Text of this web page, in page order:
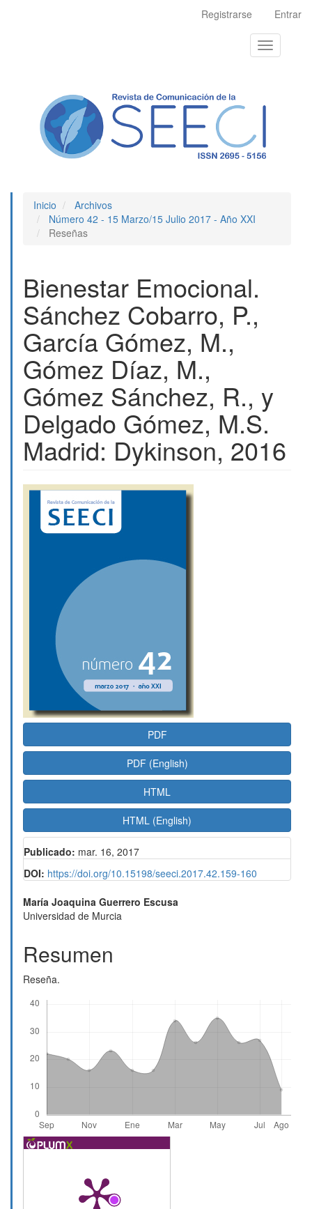
Registrarse Entrar
Toggle
navigation
Inicio
Archivos
Número 42 - 15 Marzo/15 Julio 2017 - Año XXI
Reseñas
Bienestar Emocional.
Sánchez Cobarro, P.,
García Gómez, M.,
Gómez Díaz, M.,
Gómez Sánchez, R., y
Delgado Gómez, M.S.
Madrid: Dykinson, 2016
Barra
lateral
del
PDF
PDF (English)
HTML
HTML (English)
Publicado: mar. 16, 2017
DOI: https://doi.org/10.15198/seeci.2017.42.159-160
Contenido
principal
del
artículo
María Joaquina Guerrero Escusa
Universidad de Murcia
Resumen
Reseña.